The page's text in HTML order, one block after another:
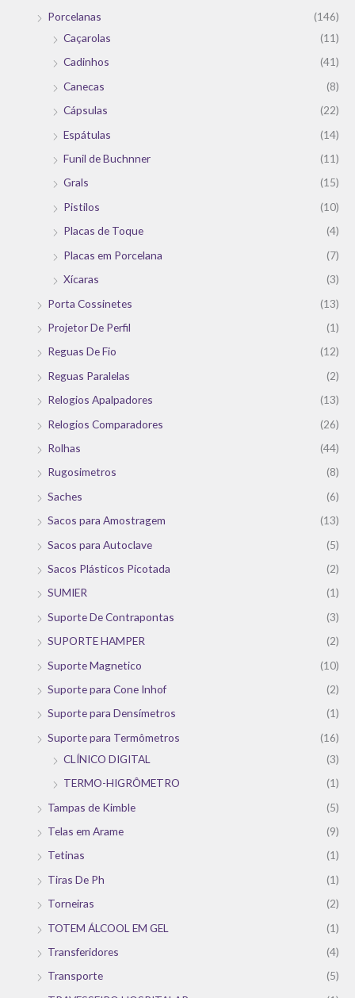
Porcelanas
(146)
Caçarolas
(11)
Cadinhos
(41)
Canecas
(8)
Cápsulas
(22)
Espátulas
(14)
Funil de Buchnner
(11)
Grals
(15)
Pistilos
(10)
Placas de Toque
(4)
Placas em Porcelana
(7)
Xícaras
(3)
Porta Cossinetes
(13)
Projetor De Perfil
(1)
Reguas De Fio
(12)
Reguas Paralelas
(2)
Relogios Apalpadores
(13)
Relogios Comparadores
(26)
Rolhas
(44)
Rugosimetros
(8)
Saches
(6)
Sacos para Amostragem
(13)
Sacos para Autoclave
(5)
Sacos Plásticos Picotada
(2)
SUMIER
(1)
Suporte De Contrapontas
(3)
SUPORTE HAMPER
(2)
Suporte Magnetico
(10)
Suporte para Cone Inhof
(2)
Suporte para Densímetros
(1)
Suporte para Termômetros
(16)
CLÍNICO DIGITAL
(3)
TERMO-HIGRÔMETRO
(1)
Tampas de Kimble
(5)
Telas em Arame
(9)
Tetinas
(1)
Tiras De Ph
(1)
Torneiras
(2)
TOTEM ÁLCOOL EM GEL
(1)
Transferidores
(4)
Transporte
(5)